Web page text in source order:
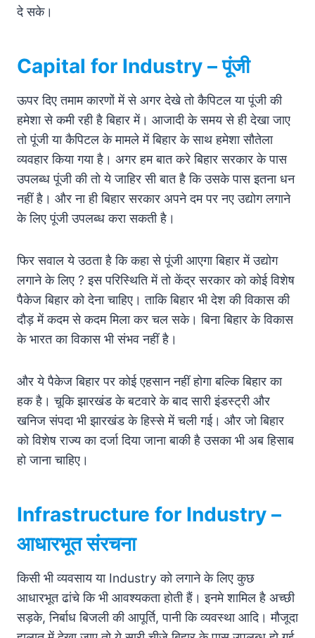
दे सके।
Capital for Industry – पूंजी
ऊपर दिए तमाम कारणों में से अगर देखे तो कैपिटल या पूंजी की
हमेशा से कमी रही है बिहार में। आजादी के समय से ही देखा जाए
तो पूंजी या कैपिटल के मामले में बिहार के साथ हमेशा सौतेला
व्यवहार किया गया है। अगर हम बात करे बिहार सरकार के पास
उपलब्ध पूंजी की तो ये जाहिर सी बात है कि उसके पास इतना धन
नहीं है। और ना ही बिहार सरकार अपने दम पर नए उद्योग लगाने
के लिए पूंजी उपलब्ध करा सकती है।
फिर सवाल ये उठता है कि कहा से पूंजी आएगा बिहार में उद्योग
लगाने के लिए ? इस परिस्थिति में तो केंद्र सरकार को कोई विशेष
पैकेज बिहार को देना चाहिए। ताकि बिहार भी देश की विकास की
दौड़ में कदम से कदम मिला कर चल सके। बिना बिहार के विकास
के भारत का विकास भी संभव नहीं है।
और ये पैकेज बिहार पर कोई एहसान नहीं होगा बल्कि बिहार का
हक है। चूकि झारखंड के बटवारे के बाद सारी इंडस्ट्री और
खनिज संपदा भी झारखंड के हिस्से में चली गई। और जो बिहार
को विशेष राज्य का दर्जा दिया जाना बाकी है उसका भी अब हिसाब
हो जाना चाहिए।
Infrastructure for Industry –
आधारभूत संरचना
किसी भी व्यवसाय या Industry को लगाने के लिए कुछ
आधारभूत ढांचे कि भी आवश्यकता होती हैं। इनमे शामिल है अच्छी
सड़के, निर्बाध बिजली की आपूर्ति, पानी कि व्यवस्था आदि। मौजूदा